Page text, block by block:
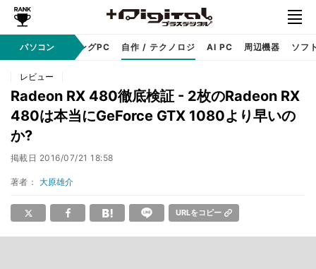
パソコン
PC本体 ゲーミングPC 自作 / テクノロジ AI PC 周辺機器 ソフ
レビュー
Radeon RX 480徹底検証 - 2枚のRadeon RX
480は本当にGeForce GTX 1080より早いの
か?
掲載日 2016/07/21 18:58
著者： 大原雄介
URLをコピー